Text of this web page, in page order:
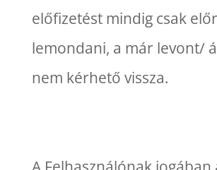
előfizetést mindig csak
lemondani, a már levont/
nem kérhető vissza.